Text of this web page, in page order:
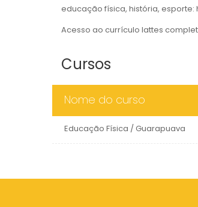
educação física, história,
Acesso ao currículo lattes
Cursos
Nome do curso
Educação Física / Guarapuava